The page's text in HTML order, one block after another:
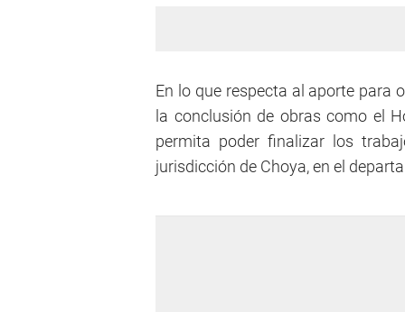
En lo que respecta al aporte para
la conclusión de obras como el
permita poder finalizar los
jurisdicción de Choya, en el